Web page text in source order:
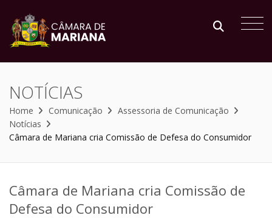
NOTÍCIAS
Home Comunicação
Assessoria de Comunicação
Notícias
Câmara de Mariana cria Comissão de Defesa do Consumidor
Câmara de Mariana cria Comissão de
Defesa do Consumidor